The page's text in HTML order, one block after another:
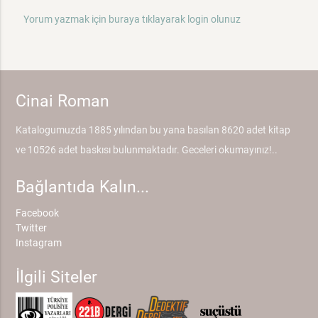
Yorum yazmak için buraya tıklayarak login olunuz
Cinai Roman
Katalogumuzda 1885 yılından bu yana basılan 8620 adet kitap
ve 10526 adet baskısı bulunmaktadır. Geceleri okumayınız!..
Bağlantıda Kalın...
Facebook
Twitter
Instagram
İlgili Siteler